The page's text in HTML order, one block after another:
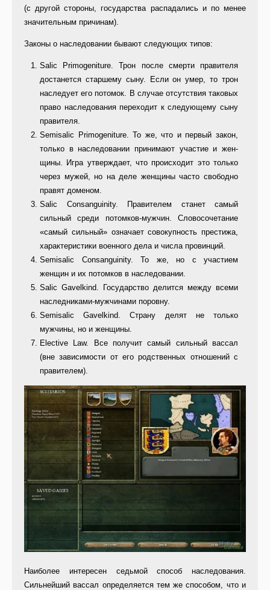
(с другой сто­роны, государства распадались и по менее
значительным причинам).
Законы о наследовании бывают следующих типов:
Salic Primogeniture. Трон после смерти правителя
достанется стар­шему сыну. Если он умер, то трон
наследует его потомок. В случае от­сутствия таковых
право наследова­ния переходит к следующему сыну
правителя.
Semisalic Primogeniture. То же, что и первый закон,
только в насле­довании принимают участие и жен­
щины. Игра утверждает, что проис­ходит это только
через мужей, но на деле женщины часто свободно
пра­вят доменом.
Salic Consanguinity. Правителем станет самый
сильный среди потом­ков-мужчин. Словосочетание
«са­мый сильный» означает совокуп­ность престижа,
характеристики военного дела и числа провинций.
Semisalic Consanguinity. То же, но с участием
женщин и их потом­ков в наследовании.
Salic Gavelkind. Государство де­лится между всеми
наследниками-мужчинами поровну.
Semisalic Gavelkind. Страну де­лят не только
мужчины, но и женщи­ны.
Elective Law. Все получит самый сильный вассал
(вне зависимости от его родственных отношений с
прави­телем).
Наиболее интересен седьмой спо­соб наследования.
Сильнейший вас­сал определяется тем же способом, что и